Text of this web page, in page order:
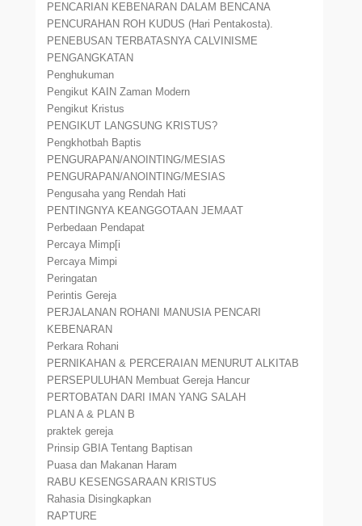
PENCARIAN KEBENARAN DALAM BENCANA
PENCURAHAN ROH KUDUS (Hari Pentakosta).
PENEBUSAN TERBATASNYA CALVINISME
PENGANGKATAN
Penghukuman
Pengikut KAIN Zaman Modern
Pengikut Kristus
PENGIKUT LANGSUNG KRISTUS?
Pengkhotbah Baptis
PENGURAPAN/ANOINTING/MESIAS
PENGURAPAN/ANOINTING/MESIAS
Pengusaha yang Rendah Hati
PENTINGNYA KEANGGOTAAN JEMAAT
Perbedaan Pendapat
Percaya Mimp[i
Percaya Mimpi
Peringatan
Perintis Gereja
PERJALANAN ROHANI MANUSIA PENCARI
KEBENARAN
Perkara Rohani
PERNIKAHAN & PERCERAIAN MENURUT ALKITAB
PERSEPULUHAN Membuat Gereja Hancur
PERTOBATAN DARI IMAN YANG SALAH
PLAN A & PLAN B
praktek gereja
Prinsip GBIA Tentang Baptisan
Puasa dan Makanan Haram
RABU KESENGSARAAN KRISTUS
Rahasia Disingkapkan
RAPTURE